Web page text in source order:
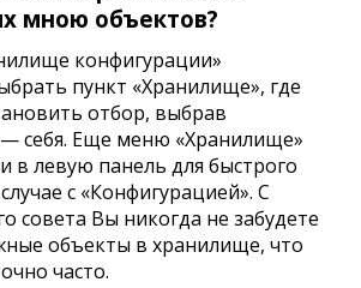
мною объектов?
конфигурации»
пункт «Хранилище», где
отбор, выбрав
себя. Еще меню «Хранилище»
в левую панель для быстрого
с «Конфигурацией». С
совета Вы никогда не забудете
объекты в хранилище, что
часто.